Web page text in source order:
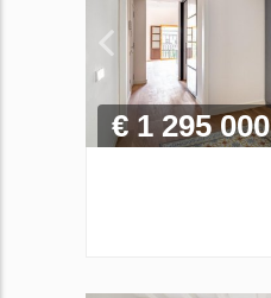
€ 1 295 000